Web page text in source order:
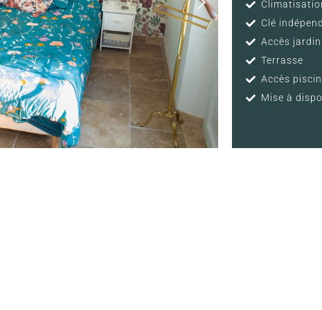
Clé
Accès jardin
Terrasse
Accès
Mise à